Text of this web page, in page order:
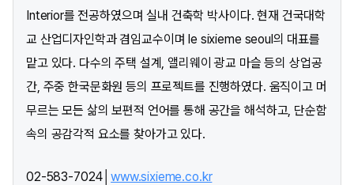
Interior를 전공하였으며 실내 건축학 박사이다. 현재 건국대학
교 산업디자인학과 겸임교수이며 le sixieme seoul의 대표를
맡고 있다. 다수의 주택 설계, 앨리웨이 광교 마슬 등의 상업공
간, 주중 한국문화원 등의 프로젝트를 진행하였다. 움직이고 머
무르는 모든 삶의 보편적 언어를 통해 공간을 해석하고, 단순함
속의 공감각적 요소를 찾아가고 있다.
02-583-7024│www.sixieme.co.kr